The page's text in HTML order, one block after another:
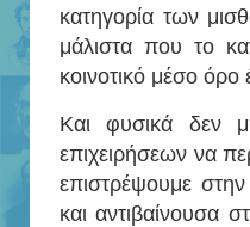
κατηγορία των
μάλιστα που το
κοινοτικό μέσο
Και φυσικά δεν
επιχειρήσεων να
επιστρέψουμε
και αντιβαίνουσα